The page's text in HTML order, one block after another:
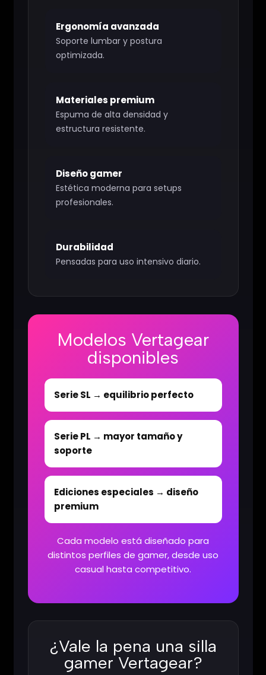
Ergonomía avanzada
Soporte lumbar y postura
optimizada.
Materiales premium
Espuma de alta densidad y
estructura resistente.
Diseño gamer
Estética moderna para setups
profesionales.
Durabilidad
Pensadas para uso intensivo diario.
Modelos Vertagear
disponibles
Serie SL → equilibrio perfecto
Serie PL → mayor tamaño y
soporte
Ediciones especiales → diseño
premium
Cada modelo está diseñado para
distintos perfiles de gamer, desde uso
casual hasta competitivo.
¿Vale la pena una silla
gamer Vertagear?